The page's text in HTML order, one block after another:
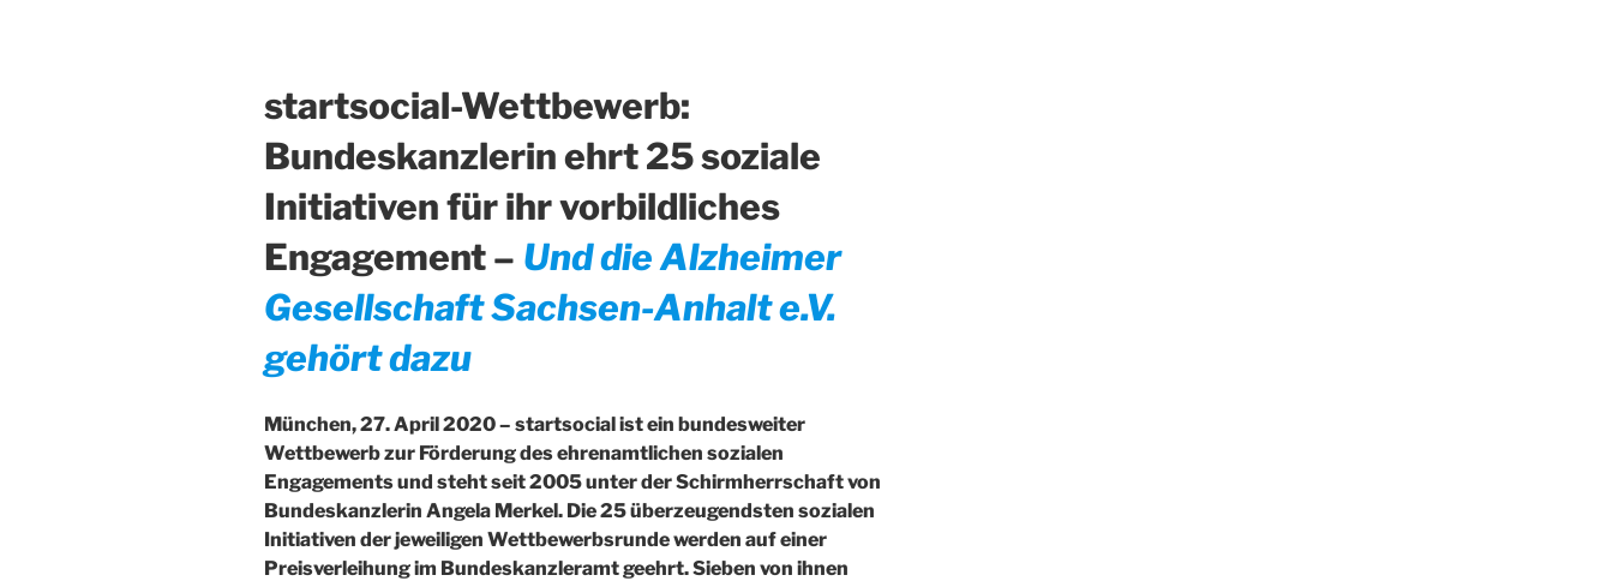
startsocial-Wettbewerb:
Bundeskanzlerin ehrt 25 soziale
Initiativen für ihr vorbildliches
Engagement – Und die Alzheimer
Gesellschaft Sachsen-Anhalt e.V.
gehört dazu
München, 27. April 2020 – startsocial ist ein bundesweiter
Wettbewerb zur Förderung des ehrenamtlichen sozialen
Engagements und steht seit 2005 unter der Schirmherrschaft von
Bundeskanzlerin Angela Merkel. Die 25 überzeugendsten sozialen
Initiativen der jeweiligen Wettbewerbsrunde werden auf einer
Preisverleihung im Bundeskanzleramt geehrt. Sieben von ihnen